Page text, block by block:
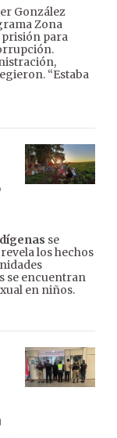
González
Zona
prisión para
“Estaba
se
los hechos
se encuentran
en niños.